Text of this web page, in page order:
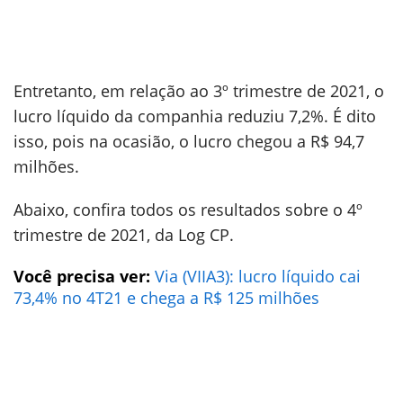
Entretanto, em relação ao 3º trimestre de 2021, o
lucro líquido da companhia reduziu 7,2%. É dito
isso, pois na ocasião, o lucro chegou a R$ 94,7
milhões.
Abaixo, confira todos os resultados sobre o 4º
trimestre de 2021, da Log CP.
Você precisa ver: Via (VIIA3): lucro líquido cai
73,4% no 4T21 e chega a R$ 125 milhões